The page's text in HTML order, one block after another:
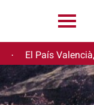
· El País